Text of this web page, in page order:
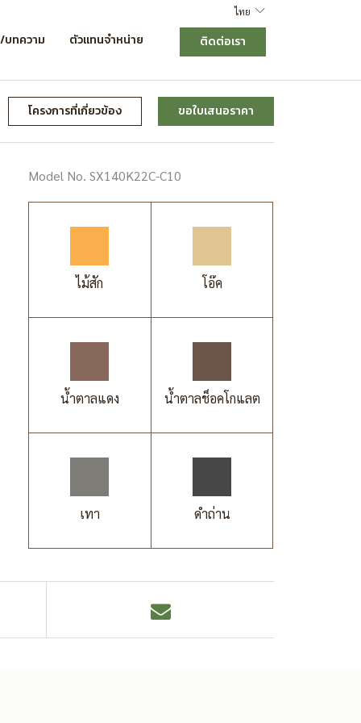
ไทย
ติดต่อเรา
บทความ ตัวแทนจำหน่าย
ขอใบเสนอราคา
โครงการที่เกี่ยวข้อง
Model No. SX140K22C-C10
ไม้สัก โอ๊ค
น้ำตาลแดง น้ำตาลช็อคโกแลต
เทา ดำถ่าน